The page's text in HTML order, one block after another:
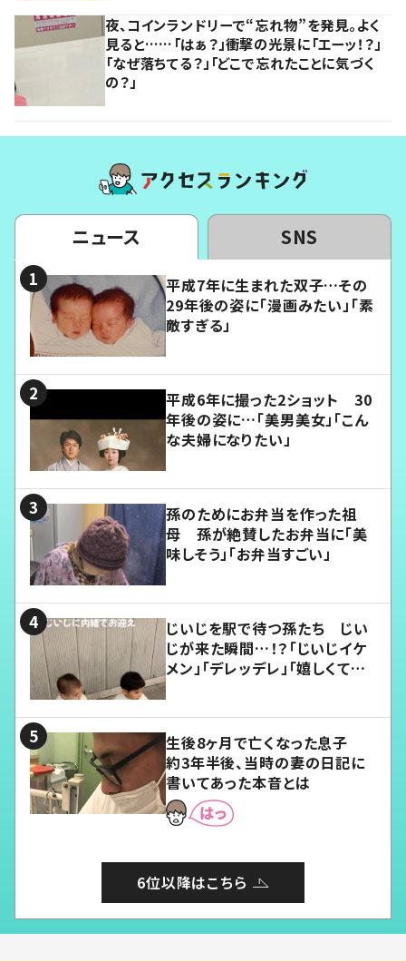
夜、コインランドリーで“忘れ物”を発見。よく
見ると……「はぁ？」衝撃の光景に「エーッ！？」
「なぜ落ちてる？」「どこで忘れたことに気づく
の？」
ニュース SNS
平成7年に生まれた双子…その
29年後の姿に「漫画みたい」「素
敵すぎる」
平成6年に撮った2ショット 30
年後の姿に…「美男美女」「こん
な夫婦になりたい」
孫のためにお弁当を作った祖
母 孫が絶賛したお弁当に「美
味しそう」「お弁当すごい」
じいじを駅で待つ孫たち じい
じが来た瞬間…！？「じいじイケ
メン」「デレッデレ」「嬉しくて可
生後8ヶ月で亡くなった息子
約3年半後、当時の妻の日記に
書いてあった本音とは
6位以降はこちら